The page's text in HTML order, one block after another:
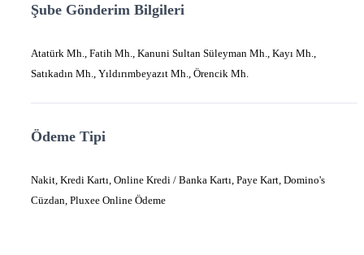
Şube Gönderim Bilgileri
Atatürk Mh., Fatih Mh., Kanuni Sultan Süleyman Mh., Kayı Mh.,
Satıkadın Mh., Yıldırımbeyazıt Mh., Örencik Mh.
Ödeme Tipi
Nakit, Kredi Kartı, Online Kredi / Banka Kartı, Paye Kart, Domino's
Cüzdan, Pluxee Online Ödeme